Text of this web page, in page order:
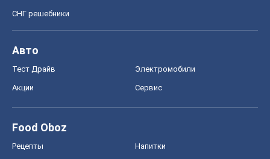
СНГ решебники
Авто
Тест Драйв Электромобили
Акции Сервис
Food Oboz
Рецепты Напитки